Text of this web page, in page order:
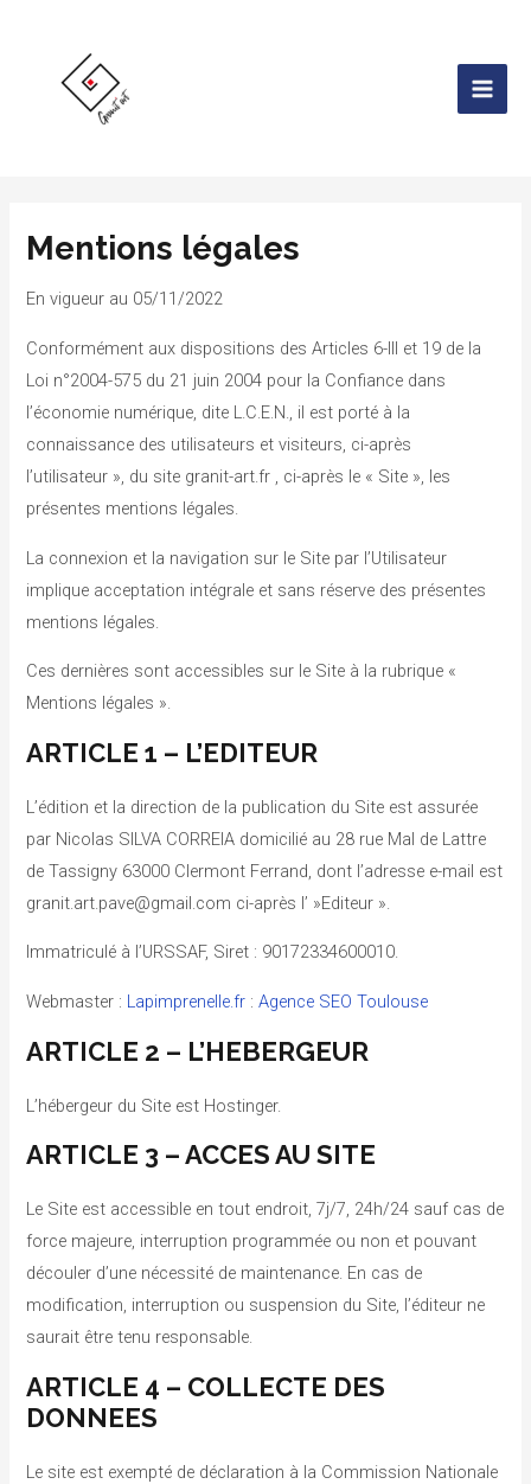
contenu
Mentions légales
En vigueur au 05/11/2022
Conformément aux dispositions des Articles 6-III et 19 de la
Loi n°2004-575 du 21 juin 2004 pour la Confiance dans
l’économie numérique, dite L.C.E.N., il est porté à la
connaissance des utilisateurs et visiteurs, ci-après
l’utilisateur », du site granit-art.fr , ci-après le « Site », les
présentes mentions légales.
La connexion et la navigation sur le Site par l’Utilisateur
implique acceptation intégrale et sans réserve des présentes
mentions légales.
Ces dernières sont accessibles sur le Site à la rubrique «
Mentions légales ».
ARTICLE 1 – L’EDITEUR
L’édition et la direction de la publication du Site est assurée
par Nicolas SILVA CORREIA domicilié au 28 rue Mal de Lattre
de Tassigny 63000 Clermont Ferrand, dont l’adresse e-mail est
granit.art.pave@gmail.com ci-après l’ »Editeur ».
Immatriculé à l’URSSAF, Siret : 90172334600010.
Webmaster : Lapimprenelle.fr : Agence SEO Toulouse
ARTICLE 2 – L’HEBERGEUR
L’hébergeur du Site est Hostinger.
ARTICLE 3 – ACCES AU SITE
Le Site est accessible en tout endroit, 7j/7, 24h/24 sauf cas de
force majeure, interruption programmée ou non et pouvant
découler d’une nécessité de maintenance. En cas de
modification, interruption ou suspension du Site, l’éditeur ne
saurait être tenu responsable.
ARTICLE 4 – COLLECTE DES
DONNEES
Le site est exempté de déclaration à la Commission Nationale